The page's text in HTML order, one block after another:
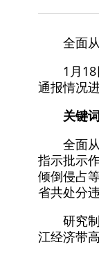
全面
1月
通报情况
关键
全面
指示批示
倾倒侵占
省共处分
研究
江经济带